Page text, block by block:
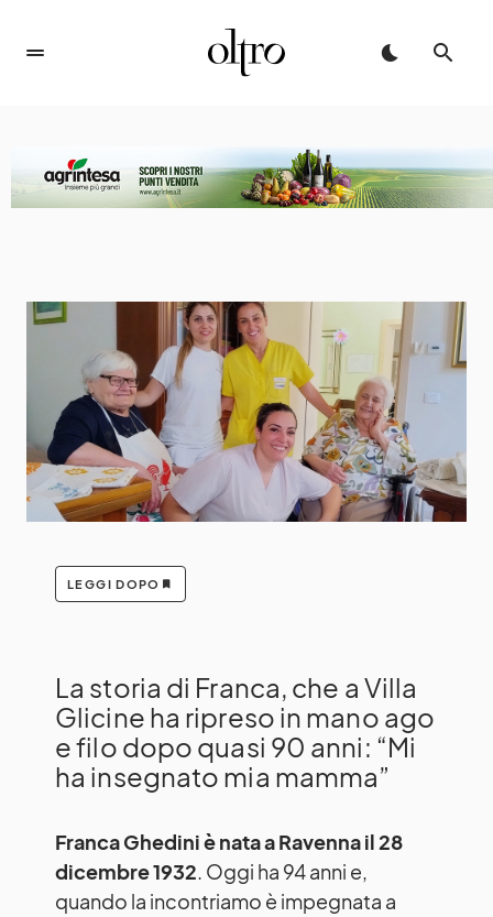
LEGGI DOPO
La storia di Franca, che a Villa
Glicine ha ripreso in mano ago
e filo dopo quasi 90 anni: “Mi
ha insegnato mia mamma”
Franca Ghedini è nata a Ravenna il 28
dicembre 1932. Oggi ha 94 anni e,
quando la incontriamo è impegnata a